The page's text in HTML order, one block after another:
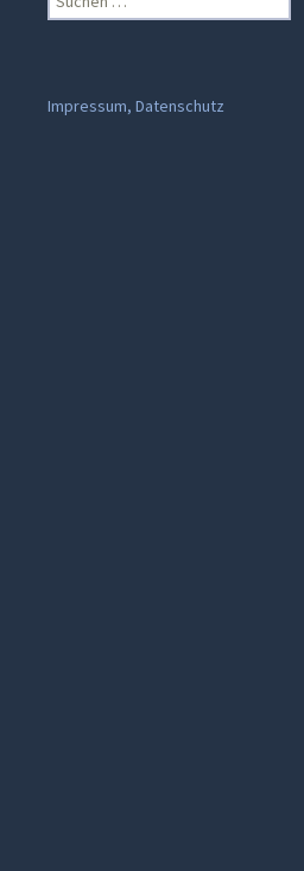
nach:
Impressum, Datenschutz